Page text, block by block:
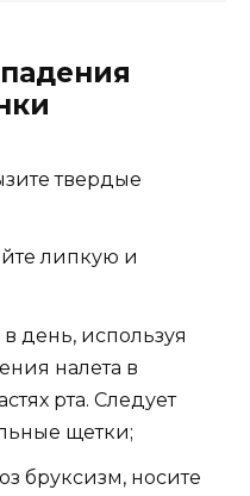
твердые
липкую и
день, используя
налета в
рта. Следует
щетки;
бруксизм, носите